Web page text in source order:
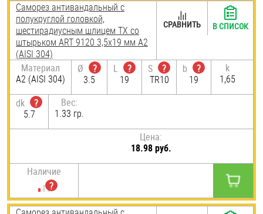
Саморез антивандальный с
полукруглой головкой,
шестирадиусным шлицем TX со
штырьком ART 9120 3,5х19 мм А2
(AISI 304)
Материал
А2 (AISI 304)
Ø
?
3.5
L
?
19
S
?
TR10
b
?
19
k
1,65
dk
?
5.7
Вес:
1.33 гр.
Цена:
18.98 руб.
Наличие
СРАВНИТЬ В СПИСОК